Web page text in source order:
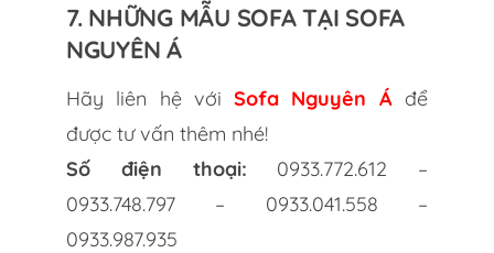
7. NHỮNG MẪU SOFA TẠI SOFA
NGUYÊN Á
Hãy liên hệ vớiSofa Nguyên Áđể
được tư vấn thêm nhé!
Số điện thoại: 0933.772.612 –
0933.748.797 – 0933.041.558 –
0933.987.935